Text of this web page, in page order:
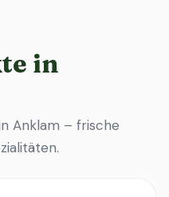
in
Anklam – frische